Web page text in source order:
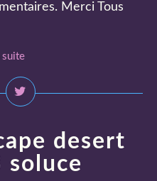
Merci Tous
suite
desert
soluce